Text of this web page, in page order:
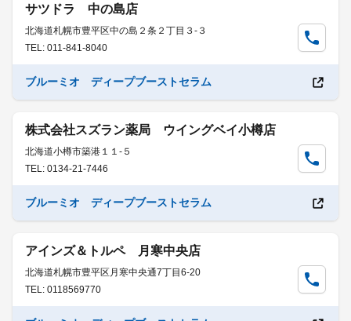
サツドラ 中の島店
北海道札幌市豊平区中の島２条２丁目３-３
TEL: 011-841-8040
ブルーミオ ディープブーストセラム
株式会社スズラン薬局 ウイングベイ小樽店
北海道小樽市築港１１-５
TEL: 0134-21-7446
ブルーミオ ディープブーストセラム
アインズ＆トルペ 月寒中央店
北海道札幌市豊平区月寒中央通7丁目6-20
TEL: 0118569770